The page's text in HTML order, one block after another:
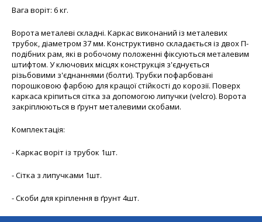
Вага воріт: 6 кг.
Ворота металеві складні. Каркас виконаний із металевих
трубок, діаметром 37 мм. Конструктивно складається із двох П-
подібних рам, які в робочому положенні фіксуються металевим
штифтом. У ключових місцях конструкція з'єднується
різьбовими з'єднаннями (болти). Трубки пофарбовані
порошковою фарбою для кращої стійкості до корозії. Поверх
каркаса кріпиться сітка за допомогою липучки (velcro). Ворота
закріплюються в ґрунт металевими скобами.
Комплектація:
- Каркас воріт із трубок 1шт.
- Сітка з липучками 1шт.
- Скоби для кріплення в ґрунт 4шт.